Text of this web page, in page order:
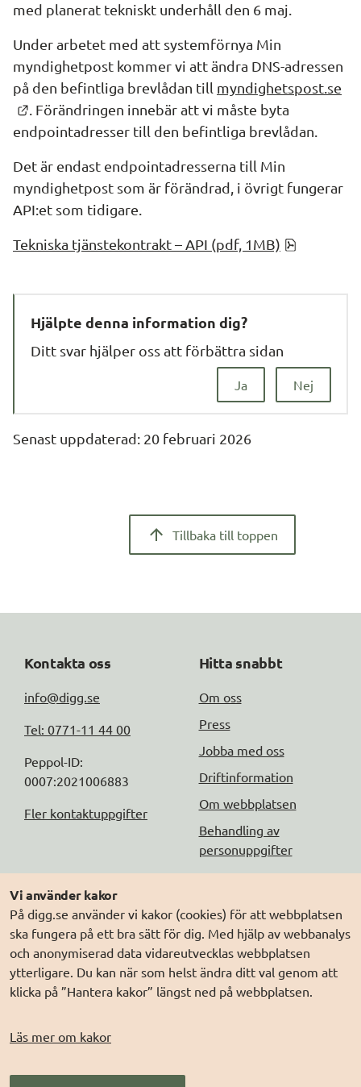
Vi använder kakor
På digg.se använder vi kakor (cookies) för att webbplatsen
ska fungera på ett bra sätt för dig. Med hjälp av webbanalys
och anonymiserad data vidareutvecklas webbplatsen
ytterligare. Du kan när som helst ändra ditt val genom att
klicka på ”Hantera kakor” längst ned på webbplatsen.
Läs mer om kakor
med planerat tekniskt underhåll den 6 maj.
Under arbetet med att systemförnya Min
myndighetpost kommer vi att ändra DNS-adressen
på den befintliga brevlådan till myndighetspost.se
Länk till annan webbplats.
. Förändringen innebär att vi måste byta
endpointadresser till den befintliga brevlådan.
Det är endast endpointadresserna till Min
myndighetpost som är förändrad, i övrigt fungerar
API:et som tidigare.
Tekniska tjänstekontrakt – API (pdf, 1MB)
Hjälpte denna information dig?
Nej
Ja
Ditt svar hjälper oss att förbättra sidan
Senast uppdaterad: 20 februari 2026
Tillbaka till toppen
Kontakta oss
info@digg.se
Tel: 0771-11 44 00
Peppol-ID:
0007:2021006883
Fler kontaktuppgifter
Hitta snabbt
Om oss
Press
Jobba med oss
Driftinformation
Om webbplatsen
Behandling av
personuppgifter
Följ oss
DIGG på
Prenumerera på nyheter
DIGG på
LinkedIn
DIGG på
PressMachine
DIGG på
Digg play
Elegitimation.se
Min myndighetspost
Sveriges dataportal
Sweden Connect